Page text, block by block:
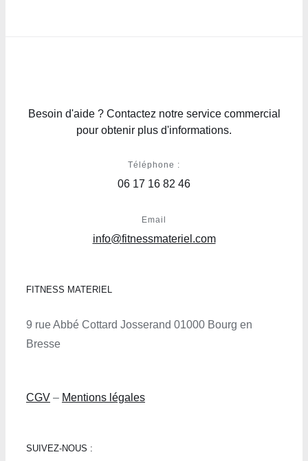
Besoin d'aide ? Contactez notre service commercial
pour obtenir plus d'informations.
Téléphone :
06 17 16 82 46
Email
info@fitnessmateriel.com
FITNESS MATERIEL
9 rue Abbé Cottard Josserand 01000 Bourg en
Bresse
CGV – Mentions légales
SUIVEZ-NOUS :